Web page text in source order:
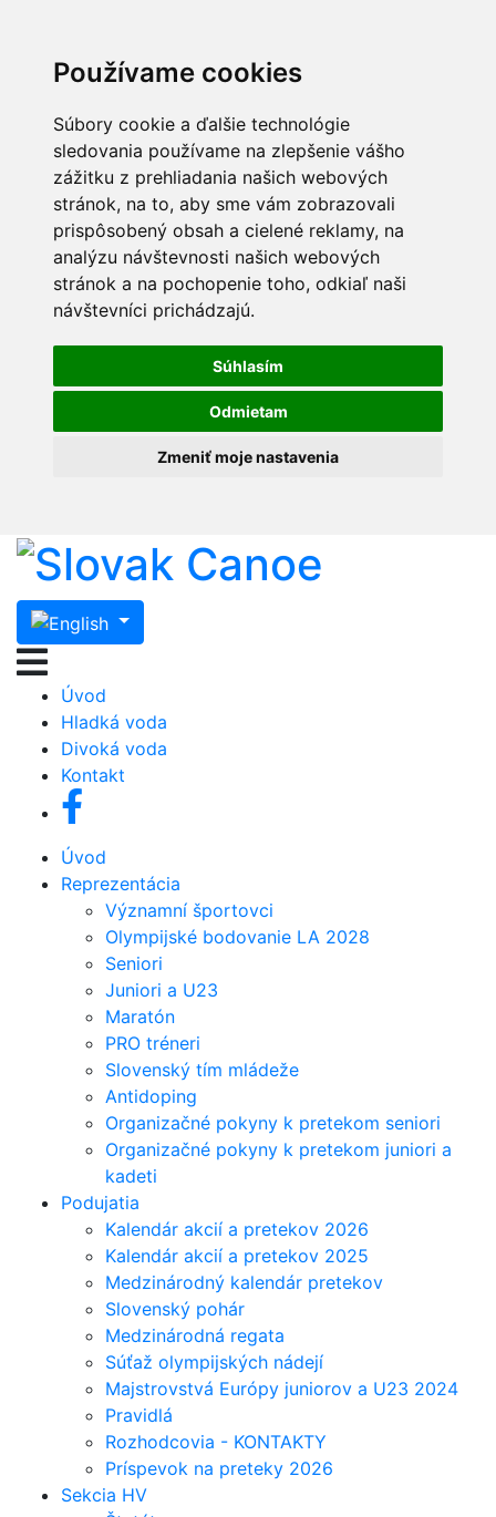
Používame cookies
Súbory cookie a ďalšie technológie
sledovania používame na zlepšenie vášho
zážitku z prehliadania našich webových
stránok, na to, aby sme vám zobrazovali
prispôsobený obsah a cielené reklamy, na
analýzu návštevnosti našich webových
stránok a na pochopenie toho, odkiaľ naši
návštevníci prichádzajú.
Súhlasím
Odmietam
Zmeniť moje nastavenia
Úvod
Hladká voda
Divoká voda
Kontakt
Úvod
Reprezentácia
Významní športovci
Olympijské bodovanie LA 2028
Seniori
Juniori a U23
Maratón
PRO tréneri
Slovenský tím mládeže
Antidoping
Organizačné pokyny k pretekom seniori
Organizačné pokyny k pretekom juniori a
kadeti
Podujatia
Kalendár akcií a pretekov 2026
Kalendár akcií a pretekov 2025
Medzinárodný kalendár pretekov
Slovenský pohár
Medzinárodná regata
Súťaž olympijských nádejí
Majstrovstvá Európy juniorov a U23 2024
Pravidlá
Rozhodcovia - KONTAKTY
Príspevok na preteky 2026
Sekcia HV